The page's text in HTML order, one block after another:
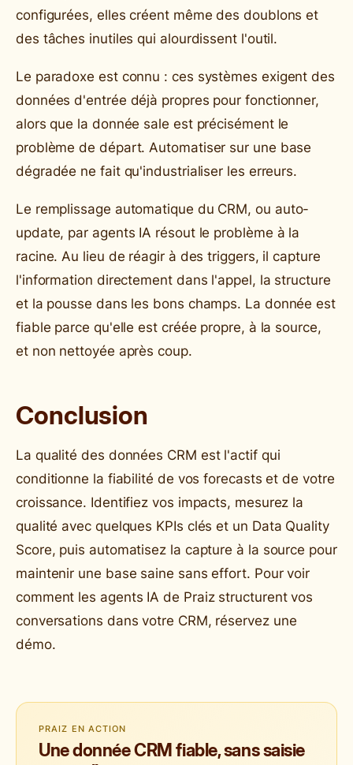
configurées, elles créent même des doublons et
des tâches inutiles qui alourdissent l'outil.
Le paradoxe est connu : ces systèmes exigent des
données d'entrée déjà propres pour fonctionner,
alors que la donnée sale est précisément le
problème de départ. Automatiser sur une base
dégradée ne fait qu'industrialiser les erreurs.
Le remplissage automatique du CRM, ou auto-
update, par agents IA résout le problème à la
racine. Au lieu de réagir à des triggers, il capture
l'information directement dans l'appel, la structure
et la pousse dans les bons champs. La donnée est
fiable parce qu'elle est créée propre, à la source,
et non nettoyée après coup.
Conclusion
La qualité des données CRM est l'actif qui
conditionne la fiabilité de vos forecasts et de votre
croissance. Identifiez vos impacts, mesurez la
qualité avec quelques KPIs clés et un Data Quality
Score, puis automatisez la capture à la source pour
maintenir une base saine sans effort. Pour voir
comment les agents IA de Praiz structurent vos
conversations dans votre CRM, réservez une
démo.
PRAIZ EN ACTION
Une donnée CRM fiable, sans saisie